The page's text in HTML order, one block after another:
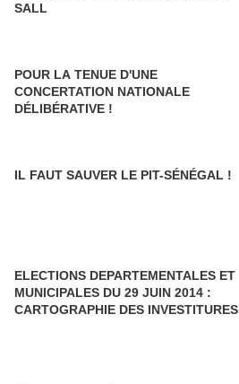
SALL
POUR LA TENUE D'UNE
CONCERTATION NATIONALE
DÉLIBÉRATIVE !
IL FAUT SAUVER LE PIT-SÉNÉGAL !
ELECTIONS DEPARTEMENTALES ET
MUNICIPALES DU 29 JUIN 2014 :
CARTOGRAPHIE DES INVESTITURES